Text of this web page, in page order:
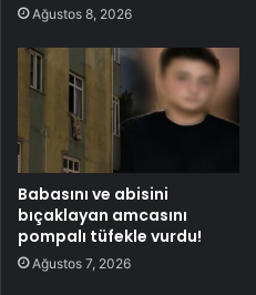
Ağustos 8, 2026
Babasını ve abisini
bıçaklayan amcasını
pompalı tüfekle vurdu!
Ağustos 7, 2026